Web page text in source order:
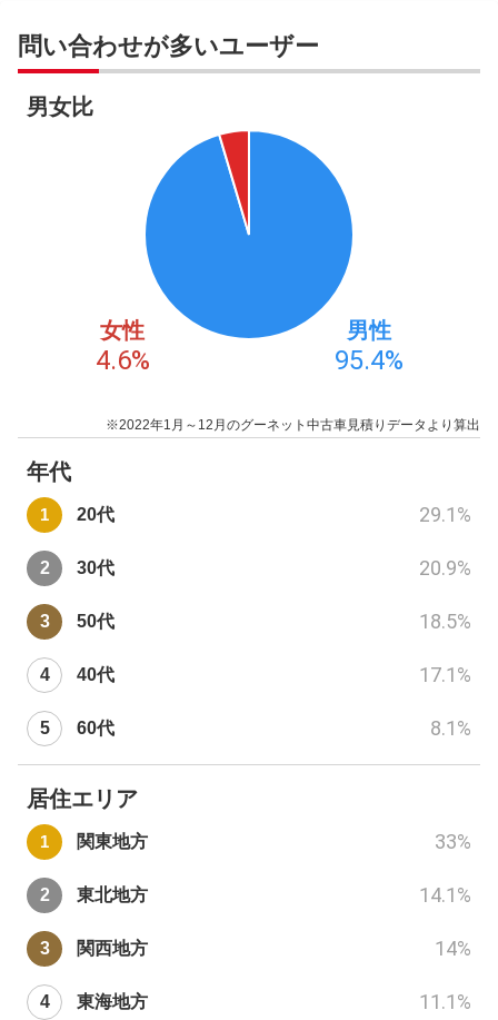
問い合わせが多いユーザー
男女比
女性
4.6%
男性
95.4%
※2022年1月～12月のグーネット中古車見積りデータより算出
年代
20代 29.1%
30代 20.9%
50代 18.5%
40代 17.1%
60代 8.1%
居住エリア
関東地方 33%
東北地方 14.1%
関西地方 14%
東海地方 11.1%